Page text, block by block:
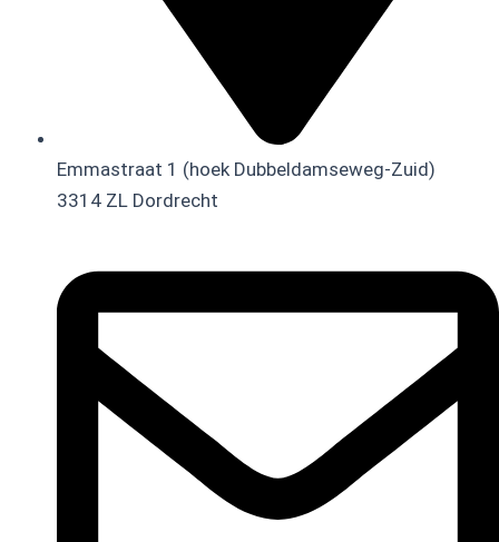
Emmastraat 1 (hoek Dubbeldamseweg-Zuid)
3314 ZL Dordrecht